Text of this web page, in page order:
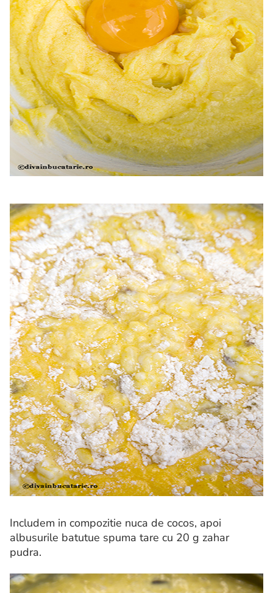
Includem in compozitie nuca de cocos, apoi
albusurile batutue spuma tare cu 20 g zahar
pudra.